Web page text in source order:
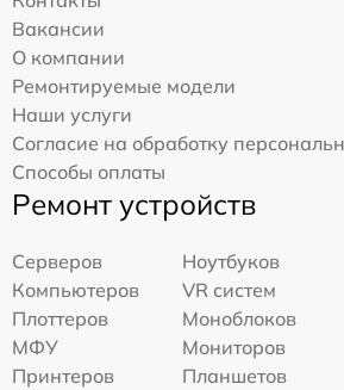
Вакансии
О компании
Ремонтируемые модели
Наши услуги
Согласие на обработку
Способы оплаты
Ремонт устройств
Серверов
Ноутбуков
Компьютеров
VR систем
Плоттеров
Моноблоков
МФУ
Мониторов
Принтеров
Планшетов